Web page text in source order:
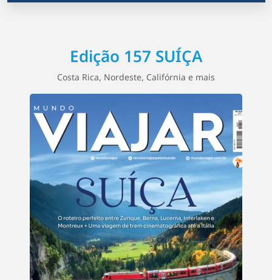
Edição 157 SUÍÇA
Costa Rica, Nordeste, Califórnia e mais